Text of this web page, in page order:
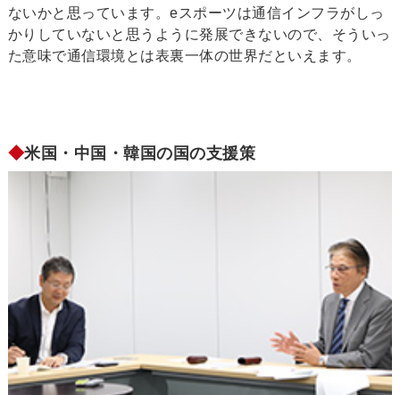
ないかと思っています。eスポーツは通信インフラがしっ
かりしていないと思うように発展できないので、そういっ
た意味で通信環境とは表裏一体の世界だといえます。
◆米国・中国・韓国の国の支援策